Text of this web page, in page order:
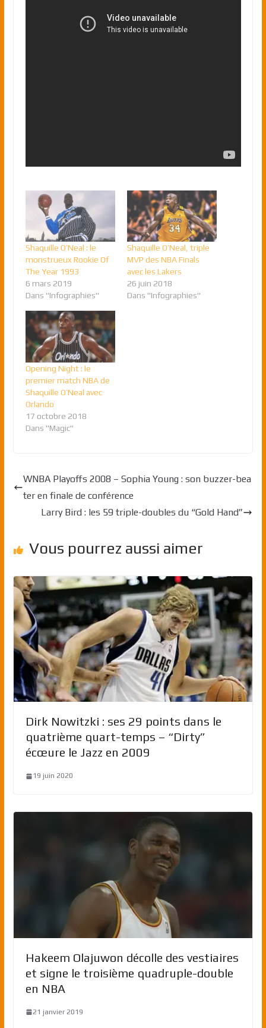
Shaquille O’Neal : le
monstrueux Rookie Of
The Year 1993
6 mars 2019
Dans "Infographies"
Shaquille O’Neal, triple
MVP des NBA Finals
avec les Lakers
26 juin 2018
Dans "Infographies"
Opening Night : le
premier match NBA de
Shaquille O’Neal avec
Orlando
17 octobre 2018
Dans "Magic"
WNBA Playoffs 2008 – Sophia Young : son buzzer-bea
ter en finale de conférence
Larry Bird : les 59 triple-doubles du “Gold Hand”
Vous pourrez aussi aimer
Dirk Nowitzki : ses 29 points dans le
quatrième quart-temps – “Dirty”
écœure le Jazz en 2009
19 juin 2020
Hakeem Olajuwon décolle des vestiaires
et signe le troisième quadruple-double
en NBA
21 janvier 2019